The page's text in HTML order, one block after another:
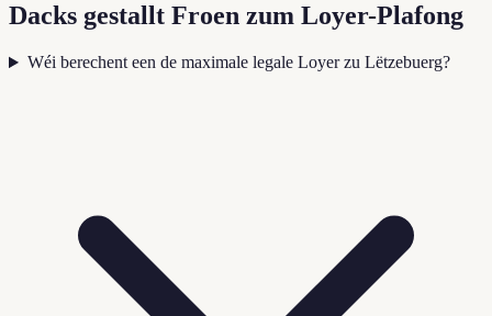
Dacks gestallt Froen zum Loyer-Plafong
Wéi berechent een de maximale legale Loyer zu Lëtzebuerg?